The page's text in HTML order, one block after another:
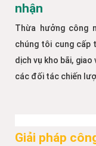
nhận
Thừa hưởng công
chúng tôi cung cấp
dịch vụ kho bãi,
các đối tác chiến
Giải pháp